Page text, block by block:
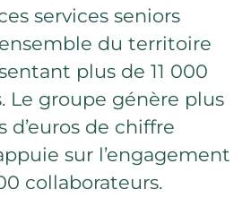
services seniors
du territoire
plus de 11 000
Le groupe génère plus
d’euros de chiffre
sur l’engagement
collaborateurs.